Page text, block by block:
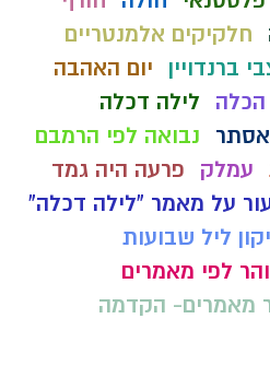
חלקיקים אלמנטריים
ברנדויין
יום האהבה
הכלה לילה דכלה
נבואה לפי הרמבם
עמלק
פרעה היה גמד
על מאמר "לילה דכלה"
ליל שבועות
לפי מאמרים
מאמרים- הקדמה